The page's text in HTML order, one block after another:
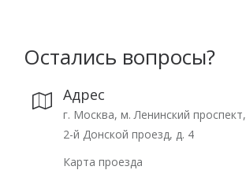
Остались вопросы?
Адрес
г. Москва, м. Ленинский проспект,
2-й Донской проезд, д. 4
Карта проезда